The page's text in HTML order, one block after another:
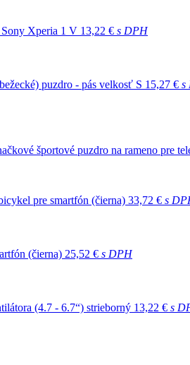
Sony Xperia 1 V 13,22 € s DPH
puzdro - pás velkosť S 15,27 € s
športové puzdro na rameno pre
pre smartfón (čierna) 33,72 € s
(čierna) 25,52 € s DPH
(4.7 - 6.7“) strieborný 13,22 € s